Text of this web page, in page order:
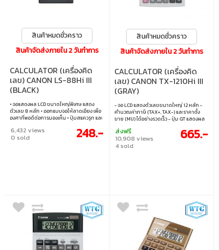
สินค้าหมดชั่วคราว
สินค้าจัดส่งภายใน 2 วันทำการ
CALCULATOR (เครื่องคิด
เลข) CANON LS-88Hi III
(BLACK)
• จอแสดงผล LCD ขนาดใหญ่พิเศษ แสดง
ตัวเลข 8 หลัก • ออกแบบจอให้ลาดเอียง เพื่อ
องศาที่พอดีต่อการมองเห็น • ปุ่มสแควรูท และ
(M+, M-) • ใช้พลังงาน 2 ระบบ ทั้ง พลังงานแสง
อาทิตย์ และแบตเตอรี่
6,432 views
0 sold 248.-
สินค้าหมดชั่วคราว
สินค้าจัดส่งภายใน 2 วันทำการ
CALCULATOR (เครื่องคิด
เลข) CANON TX-1210Hi III
(GRAY)
- จอ LCD แสดงตัวเลขขนาดใหญ่ 12 หลัก -
คำนวณค่าภาษี (TAX+, TAX-) และราคาตั้ง
ขาย (MU) ได้อย่างรวดเร็ว - ปุ่ม GT แสดงผล
Touch Keyboard เสมือนสัมผัสแป้นคีย์บอร์ด
คอมพิวเตอร์ - ปุ่ม +/- สำหรับปรับเปลี่ยน
ค่าตัวเลขได้ง่าย - ใช้พลังงาน 2 ระบบ ทั้ง
ส่งฟรี
10,908 views
4 sold
665.-